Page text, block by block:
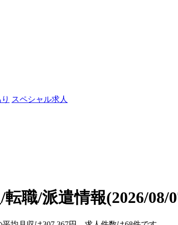
スペシャル求人
職/派遣情報(2026/08/